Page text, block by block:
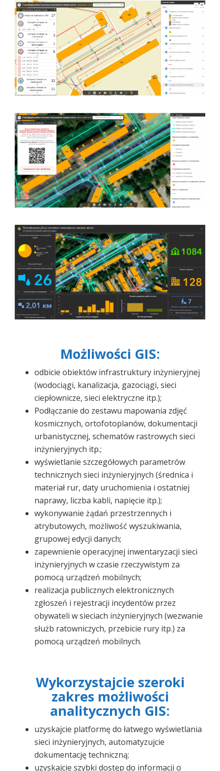
Możliwości GIS:
odbicie obiektów infrastruktury inżynieryjnej
(wodociągi, kanalizacja, gazociągi, sieci
ciepłownicze, sieci elektryczne itp.);
Podłączanie do zestawu mapowania zdjęć
kosmicznych, ortofotoplanów, dokumentacji
urbanistycznej, schematów rastrowych sieci
inżynieryjnych itp.;
wyświetlanie szczegółowych parametrów
technicznych sieci inżynieryjnych (średnica i
materiał rur, daty uruchomienia i ostatniej
naprawy, liczba kabli, napięcie itp.);
wykonywanie żądań przestrzennych i
atrybutowych, możliwość wyszukiwania,
grupowej edycji danych;
zapewnienie operacyjnej inwentaryzacji sieci
inżynieryjnych w czasie rzeczywistym za
pomocą urządzeń mobilnych;
realizacja publicznych elektronicznych
zgłoszeń i rejestracji incydentów przez
obywateli w sieciach inżynieryjnych (wezwanie
służb ratowniczych, przebicie rury itp.) za
pomocą urządzeń mobilnych.
Wykorzystajcie szeroki
zakres możliwości
analitycznych GIS:
uzyskajcie platformę do łatwego wyświetlania
sieci inżynieryjnych, automatyzujcie
dokumentację techniczną;
uzyskajcie szybki dostęp do informacji o